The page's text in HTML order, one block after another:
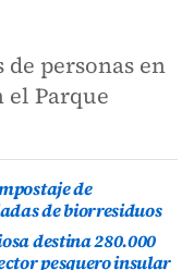
personas en
el Parque
de
de biorresiduos
destina 280.000
pesquero insular